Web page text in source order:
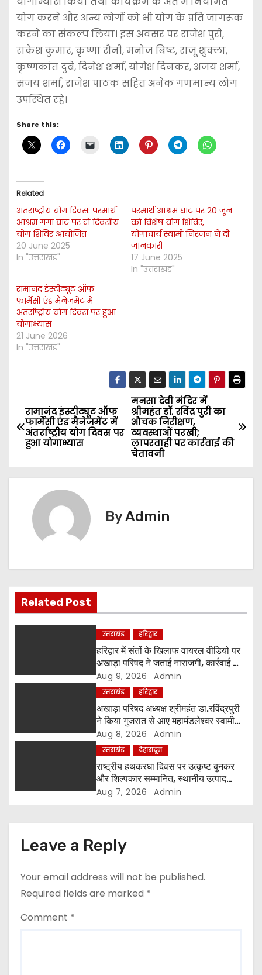
योग करने और अन्य लोगों को भी योग के प्रति जागरूक
करने का संकल्प लिया। इस अवसर पर राजेश पुरी,
राकेश कुमार, कृष्णा सैनी, मनोज बिष्ट, राजू शुक्ला,
कृष्णकांत दुबे, दिनेश शर्मा, योगेश दिनकर, अजय शर्मा,
संजय शर्मा, राजेश पाठक सहित अनेक गणमान्य लोग
उपस्थित रहे।
Share this:
Related
अंतराष्ट्रीय योग दिवस: परमार्थ
आश्रम गंगा घाट पर दो दिवसीय
योग शिविर आयोजित
20 June 2025
In "उत्तराखंड"
परमार्थ आश्रम घाट पर 20 जून
को विशेष योग शिविर,
योगाचार्य स्वामी निरंजन ने दी
जानकारी
17 June 2025
In "उत्तराखंड"
रामानंद इंस्टीट्यूट ऑफ
फार्मेसी एंड मैनेजमेंट में
अंतर्राष्ट्रीय योग दिवस पर हुआ
योगाभ्यास
21 June 2026
In "उत्तराखंड"
P
o
t
g
a
i
n
मनसा देवी मंदिर में
श्रीमहंत डॉ. रविंद्र पुरी का
औचक निरीक्षण,
व्यवस्थाओं परखी;
लापरवाही पर कार्रवाई की
चेतावनी
रामानंद इंस्टीट्यूट ऑफ
फार्मेसी एंड मैनेजमेंट में
अंतर्राष्ट्रीय योग दिवस पर
हुआ योगाभ्यास
ByAdmin
Related Post
उत्तराखंड हरिद्वार
हरिद्वार में संतों के खिलाफ वायरल वीडियो पर
अखाड़ा परिषद ने जताई नाराजगी, कार्रवाई की
चेतावनी दी
Aug 9, 2026 Admin
उत्तराखंड हरिद्वार
अखाड़ा परिषद अध्यक्ष श्रीमहंत डा.रविंद्रपुरी
ने किया गुजरात से आए महामंडलेश्वर स्वामी
कुर्षी पुरी और भक्तों का स्वागत
Aug 8, 2026 Admin
उत्तराखंड देहारादून
राष्ट्रीय हथकरघा दिवस पर उत्कृष्ट बुनकर
और शिल्पकार सम्मानित, स्थानीय उत्पाद
अपनाने का आह्वान
Aug 7, 2026 Admin
Leave a Reply
Your email address will not be published.
Required fields are marked *
Comment *